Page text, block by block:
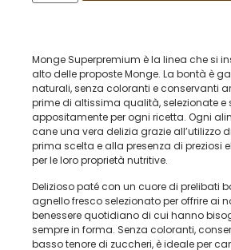
Monge Superpremium è la linea che si
alto delle proposte Monge. La bontà è
naturali, senza coloranti e conservanti
prime di altissima qualità, selezionate e
appositamente per ogni ricetta. Ogni
cane una vera delizia grazie all’utilizzo
prima scelta e alla presenza di preziosi
per le loro proprietà nutritive.
Delizioso paté con un cuore di prelibati
agnello fresco selezionato per offrire ai
benessere quotidiano di cui hanno
sempre in forma. Senza coloranti,
basso tenore di zuccheri, è ideale per